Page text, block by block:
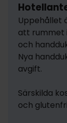
Uppehållet
att rummet
och
Nya
avgift.
Särskilda
och